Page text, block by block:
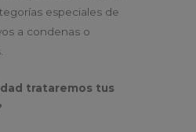
especiales de
a condenas o
trataremos tus